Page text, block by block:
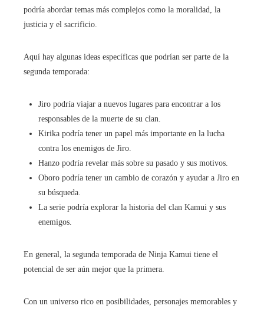
podría abordar temas más complejos como la moralidad, la
justicia y el sacrificio.
Aquí hay algunas ideas específicas que podrían ser parte de la
segunda temporada:
Jiro podría viajar a nuevos lugares para encontrar a los
responsables de la muerte de su clan.
Kirika podría tener un papel más importante en la lucha
contra los enemigos de Jiro.
Hanzo podría revelar más sobre su pasado y sus motivos.
Oboro podría tener un cambio de corazón y ayudar a Jiro en
su búsqueda.
La serie podría explorar la historia del clan Kamui y sus
enemigos.
En general, la segunda temporada de Ninja Kamui tiene el
potencial de ser aún mejor que la primera.
Con un universo rico en posibilidades, personajes memorables y